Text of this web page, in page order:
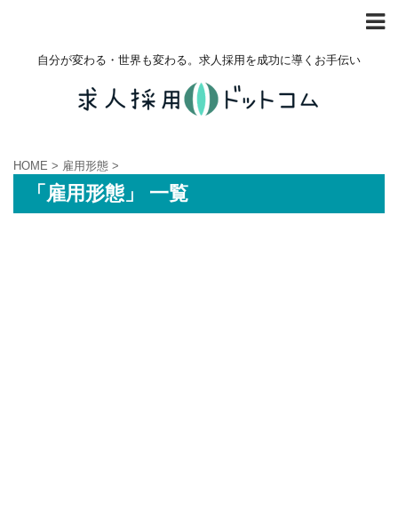
自分が変わる・世界も変わる。求人採用を成功に導くお手伝い
HOME > 雇用形態 >
「雇用形態」 一覧